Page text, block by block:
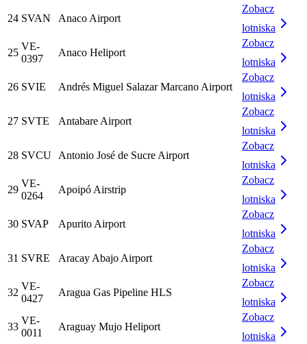
24 SVAN Anaco Airport
Zobacz
lotniska
25
VE-
0397
Anaco Heliport
Zobacz
lotniska
26 SVIE Andrés Miguel Salazar Marcano Airport
Zobacz
lotniska
27 SVTE Antabare Airport
Zobacz
lotniska
28 SVCU Antonio José de Sucre Airport
Zobacz
lotniska
29
VE-
0264
Apoipó Airstrip
Zobacz
lotniska
30 SVAP Apurito Airport
Zobacz
lotniska
31 SVRE Aracay Abajo Airport
Zobacz
lotniska
32
VE-
0427
Aragua Gas Pipeline HLS
Zobacz
lotniska
33
VE-
0011
Araguay Mujo Heliport
Zobacz
lotniska